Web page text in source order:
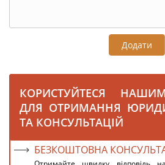
Додати
КОРИСТУЙТЕСЯ
ДЛЯ ОТРИМАННЯ
ТА КОНСУЛЬТАЦІЙ
БЕЗКОШТОВНА